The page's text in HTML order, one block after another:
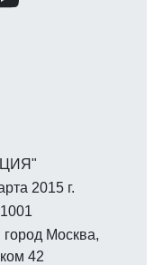
2015 г.
город Москва,
42